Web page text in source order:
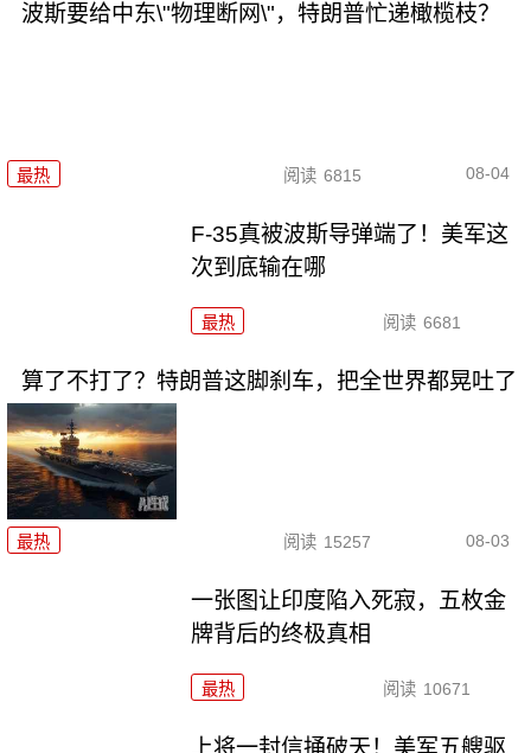
波斯要给中东\"物理断网\"，特朗普忙递橄榄枝？
最热 阅读 6815 08-04
F-35真被波斯导弹端了！美军这
次到底输在哪
最热 阅读 6681
算了不打了？特朗普这脚刹车，把全世界都晃吐了
最热 阅读 15257 08-03
一张图让印度陷入死寂，五枚金
牌背后的终极真相
最热 阅读 10671
上将一封信捅破天！美军五艘驱